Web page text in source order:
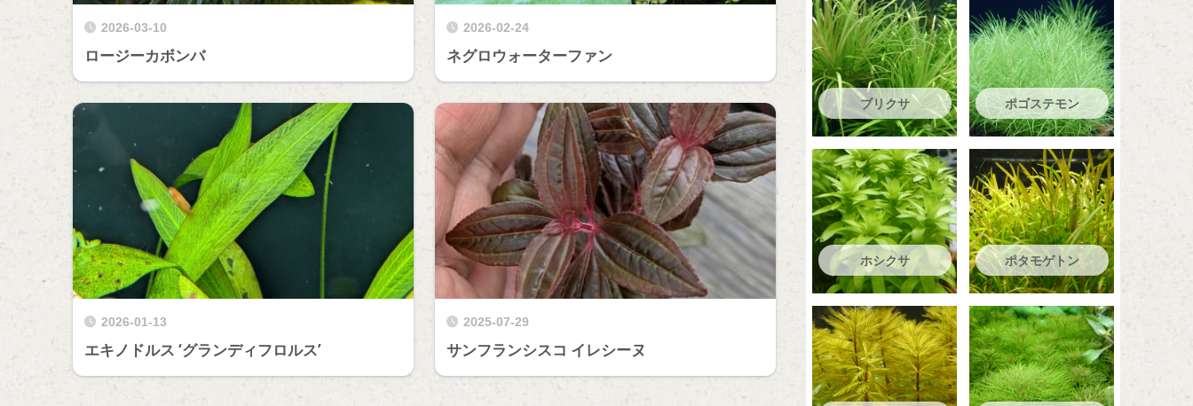
2026-03-10
ロージーカボンバ
2026-02-24
ネグロウォーターファン
2026-01-13
エキノドルス ‘グランディフロルス’
2025-07-29
サンフランシスコ イレシーヌ
ブリクサ ポゴステモン
ホシクサ ポタモゲトン